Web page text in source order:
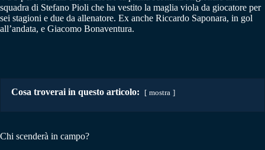
squadra di Stefano Pioli che ha vestito la maglia viola da giocatore per
sei stagioni e due da allenatore. Ex anche Riccardo Saponara, in gol
all’andata, e Giacomo Bonaventura.
Cosa troverai in questo articolo: mostra
Chi scenderà in campo?